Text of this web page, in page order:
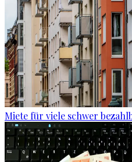
Miete für viele schwer